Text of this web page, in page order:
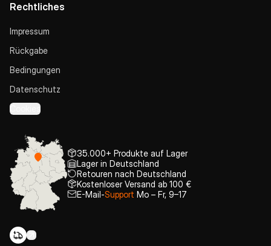
Rechtliches
Impressum
Rückgabe
Bedingungen
Datenschutz
Cookies
35.000+ Produkte auf Lager
Lager in Deutschland
Retouren nach Deutschland
Kostenloser Versand ab 100 €
E-Mail-Support Mo – Fr, 9–17